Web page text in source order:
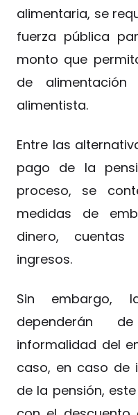
alimentaria, se
fuerza pública
monto que
de
alimentista.
Entre las
pago de la
proceso, se
medidas de
dinero,
ingresos.
Sin embargo,
dependerán
informalidad del
caso, en caso de
de la pensión,